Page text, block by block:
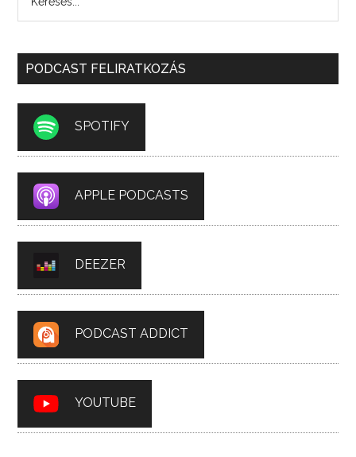
PODCAST FELIRATKOZÁS
SPOTIFY
APPLE PODCASTS
DEEZER
PODCAST ADDICT
YOUTUBE